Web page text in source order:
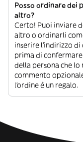
Posso ordinare dei
altro?
Certo! Puoi inviare
altro o ordinarli
inserire l’indirizzo di
prima di
della persona che lo
commento
l’ordine è un regalo.